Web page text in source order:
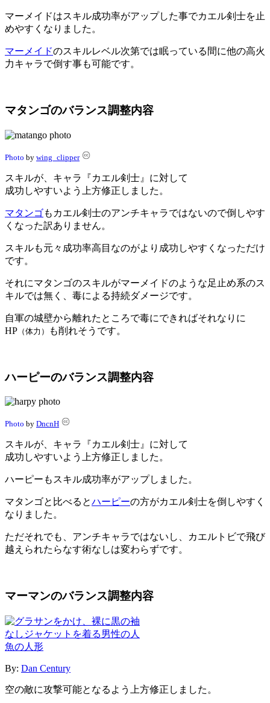
マーメイドはスキル成功率がアップした事でカエル剣士を止
めやすくなりました。
マーメイドのスキルレベル次第では眠っている間に他の高火
力キャラで倒す事も可能です。
マタンゴのバランス調整内容
Photo by wing_clipper
スキルが、キャラ『カエル剣士』に対して
成功しやすいよう上方修正しました。
マタンゴもカエル剣士のアンチキャラではないので倒しやす
くなった訳ありません。
スキルも元々成功率高目なのがより成功しやすくなっただけ
です。
それにマタンゴのスキルがマーメイドのような足止め系のス
キルでは無く、毒による持続ダメージです。
自軍の城壁から離れたところで毒にできればそれなりに
HP （体力） も削れそうです。
ハーピーのバランス調整内容
Photo by DncnH
スキルが、キャラ『カエル剣士』に対して
成功しやすいよう上方修正しました。
ハーピーもスキル成功率がアップしました。
マタンゴと比べるとハーピーの方がカエル剣士を倒しやすく
なりました。
ただそれでも、アンチキャラではないし、カエルトビで飛び
越えられたらなす術なしは変わらずです。
マーマンのバランス調整内容
By: Dan Century
空の敵に攻撃可能となるよう上方修正しました。